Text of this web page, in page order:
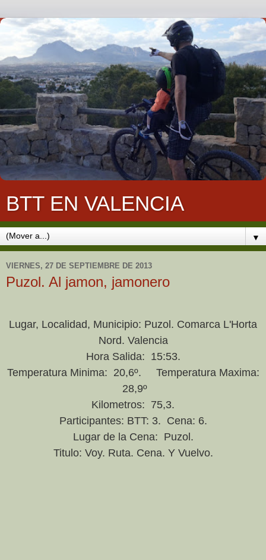
BTT EN VALENCIA
▼
VIERNES, 27 DE SEPTIEMBRE DE 2013
Puzol. Al jamon, jamonero
Lugar, Localidad, Municipio: Puzol. Comarca L'Horta
Nord. Valencia
Hora Salida: 15:53.
Temperatura Minima: 20,6º. Temperatura Maxima:
28,9º
Kilometros: 75,3.
Participantes: BTT: 3. Cena: 6.
Lugar de la Cena: Puzol.
Titulo: Voy. Ruta. Cena. Y Vuelvo.